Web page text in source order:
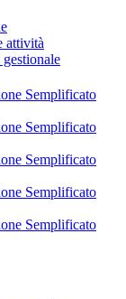
attività
Semplificato
Semplificato
Semplificato
Semplificato
Semplificato